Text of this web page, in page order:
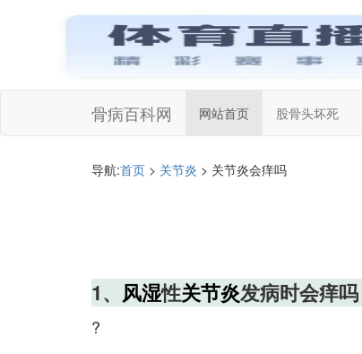
骨病百科网 网站首页 股骨头坏死
导航:首页 > 关节炎 > 关节炎会痒吗
1、 风湿性关节炎发病时会痒吗
?